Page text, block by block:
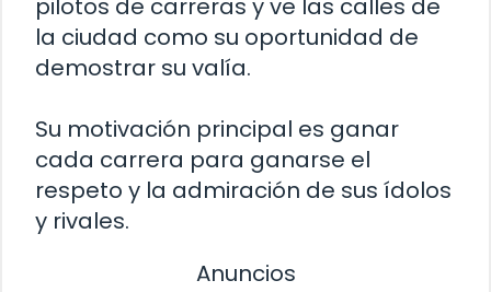
pilotos de carreras y ve las calles de
la ciudad como su oportunidad de
demostrar su valía.
Su motivación principal es ganar
cada carrera para ganarse el
respeto y la admiración de sus ídolos
y rivales.
Anuncios